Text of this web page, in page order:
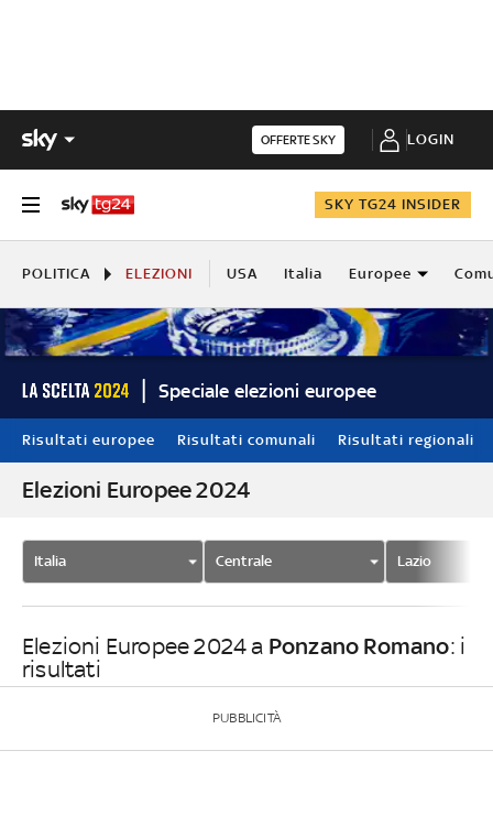
OFFERTE SKY LOGIN
SKY TG24 INSIDER
POLITICA ELEZIONI USA Italia Europee
Speciale elezioni europee
Risultati europee Risultati comunali Risultati regionali
Elezioni Europee 2024
Italia Centrale Lazio
Elezioni Europee 2024 a Ponzano Romano: i
risultati
PUBBLICITÀ